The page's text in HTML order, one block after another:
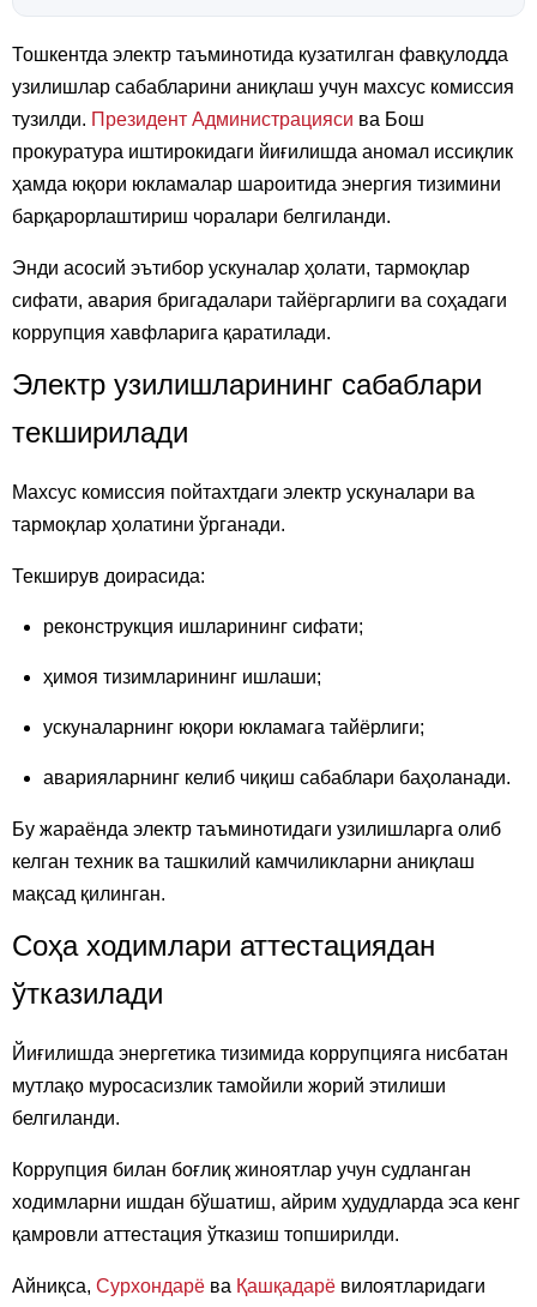
Тошкентда электр таъминотида кузатилган фавқулодда
узилишлар сабабларини аниқлаш учун махсус комиссия
тузилди. Президент Администрацияси ва Бош
прокуратура иштирокидаги йиғилишда аномал иссиқлик
ҳамда юқори юкламалар шароитида энергия тизимини
барқарорлаштириш чоралари белгиланди.
Энди асосий эътибор ускуналар ҳолати, тармоқлар
сифати, авария бригадалари тайёргарлиги ва соҳадаги
коррупция хавфларига қаратилади.
Электр узилишларининг сабаблари
текширилади
Махсус комиссия пойтахтдаги электр ускуналари ва
тармоқлар ҳолатини ўрганади.
Текширув доирасида:
реконструкция ишларининг сифати;
ҳимоя тизимларининг ишлаши;
ускуналарнинг юқори юкламага тайёрлиги;
аварияларнинг келиб чиқиш сабаблари баҳоланади.
Бу жараёнда электр таъминотидаги узилишларга олиб
келган техник ва ташкилий камчиликларни аниқлаш
мақсад қилинган.
Соҳа ходимлари аттестациядан
ўтказилади
Йиғилишда энергетика тизимида коррупцияга нисбатан
мутлақо муросасизлик тамойили жорий этилиши
белгиланди.
Коррупция билан боғлиқ жиноятлар учун судланган
ходимларни ишдан бўшатиш, айрим ҳудудларда эса кенг
қамровли аттестация ўтказиш топширилди.
Айниқса, Сурхондарё ва Қашқадарё вилоятларидаги